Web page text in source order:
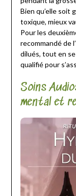
Bien qu’elle soit
toxique, mieux
Pour les
recommandé de
dilués, tout en
qualifié pour
Soins
mental et